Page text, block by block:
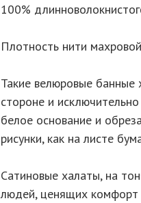
100%
Плотность нити
Такие велюровые
стороне и
белое основание и
рисунки, как на листе
Сатиновые халаты, на
людей, ценящих комфорт